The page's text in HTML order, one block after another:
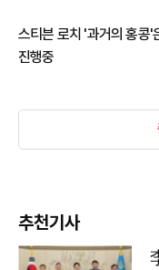
스티븐 로치 '과거의 홍콩'
진행중
추천기사